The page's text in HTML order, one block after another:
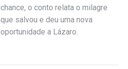
chance, o conto relata o milagre
que salvou e deu uma nova
oportunidade a Lázaro.